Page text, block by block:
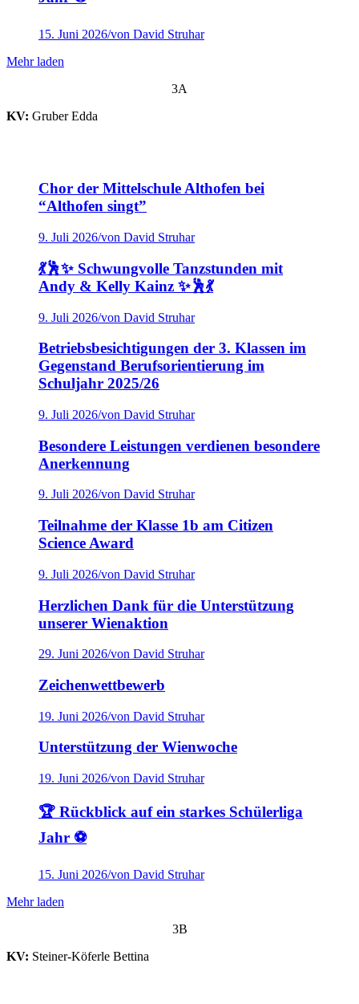
15. Juni 2026/von David Struhar
Mehr laden
3A
KV: Gruber Edda
Chor der Mittelschule Althofen bei
“Althofen singt”
9. Juli 2026/von David Struhar
💃🕺✨ Schwungvolle Tanzstunden mit
Andy & Kelly Kainz ✨🕺💃
9. Juli 2026/von David Struhar
Betriebsbesichtigungen der 3. Klassen im
Gegenstand Berufsorientierung im
Schuljahr 2025/26
9. Juli 2026/von David Struhar
Besondere Leistungen verdienen besondere
Anerkennung
9. Juli 2026/von David Struhar
Teilnahme der Klasse 1b am Citizen
Science Award
9. Juli 2026/von David Struhar
Herzlichen Dank für die Unterstützung
unserer Wienaktion
29. Juni 2026/von David Struhar
Zeichenwettbewerb
19. Juni 2026/von David Struhar
Unterstützung der Wienwoche
19. Juni 2026/von David Struhar
🏆 Rückblick auf ein starkes Schülerliga
Jahr ⚽
15. Juni 2026/von David Struhar
Mehr laden
3B
KV: Steiner-Köferle Bettina